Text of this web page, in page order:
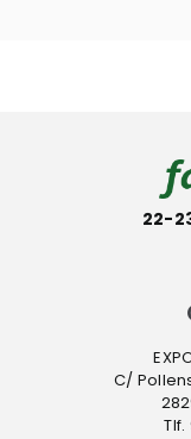
22-
C/
Tlf.